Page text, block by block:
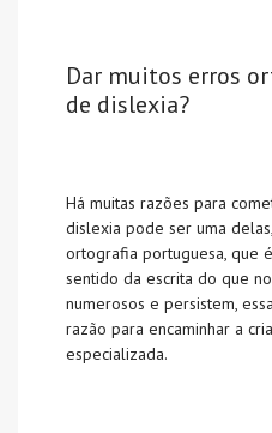
Dar muitos erros
de dislexia?
Há muitas razões para
dislexia pode ser uma
ortografia portuguesa, que
sentido da escrita do que
numerosos e persistem,
razão para encaminhar a
especializada.